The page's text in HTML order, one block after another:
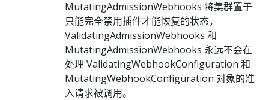
MutatingAdmissionWebhooks 将集群置于
只能完全禁用插件才能恢复的状态，
ValidatingAdmissionWebhooks 和
MutatingAdmissionWebhooks 永远不会在
处理 ValidatingWebhookConfiguration 和
MutatingWebhookConfiguration 对象的准
入请求被调用。